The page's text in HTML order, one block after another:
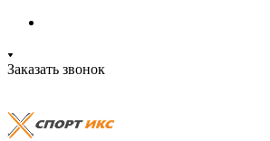
Заказать звонок